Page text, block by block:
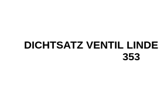
DICHTSATZ VENTIL
353